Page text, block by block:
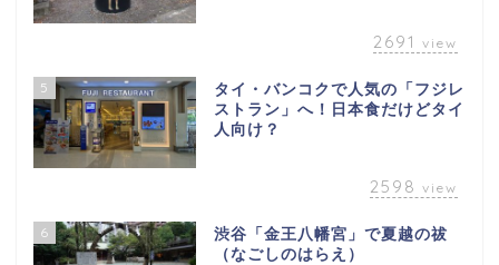
2691 view
5
タイ・バンコクで人気の「フジレ
ストラン」へ！日本食だけどタイ
人向け？
2598 view
6
渋谷「金王八幡宮」で夏越の祓
（なごしのはらえ）